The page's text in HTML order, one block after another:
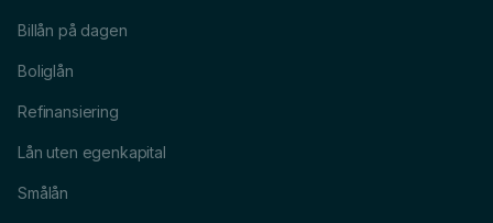
Billån på dagen
Boliglån
Refinansiering
Lån uten egenkapital
Smålån